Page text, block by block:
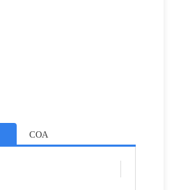
COA